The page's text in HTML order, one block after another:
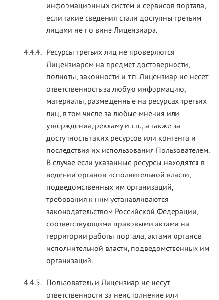
информационных систем и сервисов портала,
если такие сведения стали доступны третьим
лицами не по вине Лицензиара.
4.4.4. Ресурсы третьих лиц не проверяются
Лицензиаром на предмет достоверности,
полноты, законности и т.п. Лицензиар не несет
ответственность за любую информацию,
материалы, размещенные на ресурсах третьих
лиц, в том числе за любые мнения или
утверждения, рекламу и т.п., а также за
доступность таких ресурсов или контента и
последствия их использования Пользователем.
В случае если указанные ресурсы находятся в
ведении органов исполнительной власти,
подведомственных им организаций,
требования к ним устанавливаются
законодательством Российской Федерации,
соответствующими правовыми актами на
территории работы портала, актами органов
исполнительной власти, подведомственных им
организаций.
4.4.5. Пользователь и Лицензиар не несут
ответственности за неисполнение или